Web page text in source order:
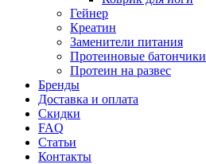
Гейнер
Креатин
Заменители питания
Протеиновые батончики
Протеин на развес
Бренды
Доставка и оплата
Скидки
FAQ
Статьи
Контакты